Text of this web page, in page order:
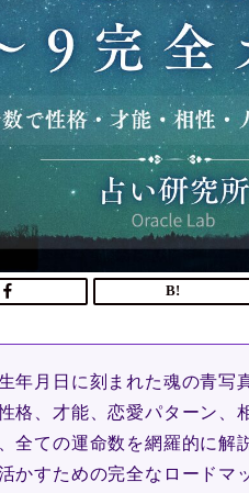
年月日に刻まれた魂の青写
格、才能、恋愛パターン、
全ての運命数を網羅的に解
かすための完全なロードマ